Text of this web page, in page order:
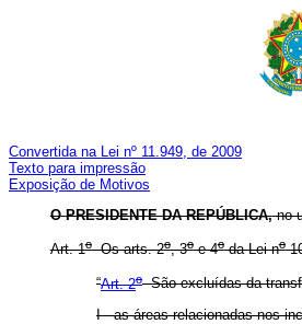
Convertida na Lei nº 11.949, de 2009
Texto para impressão
Exposição de Motivos
O PRESIDENTE DA REPÚBLICA,no
Art. 1oOs arts. 2o, 3oe 4oda Lei no
“Art. 2oSão excluídas da
I - as áreas relacionadas nos